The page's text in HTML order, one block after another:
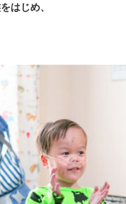
はじめ、